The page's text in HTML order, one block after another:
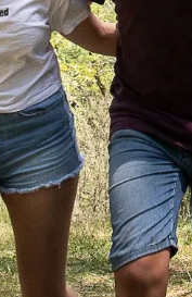
Els
Memòria
Proposta